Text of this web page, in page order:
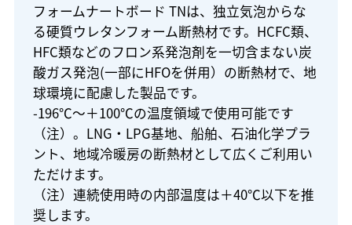
フォームナートボード TNは、独立気泡からな
る硬質ウレタンフォーム断熱材です。HCFC類、
HFC類などのフロン系発泡剤を一切含まない炭
酸ガス発泡(一部にHFOを併用）の断熱材で、地
球環境に配慮した製品です。
-196℃～＋100℃の温度領域で使用可能です
（注）。LNG・LPG基地、船舶、石油化学プラ
ント、地域冷暖房の断熱材として広くご利用い
ただけます。
（注）連続使用時の内部温度は＋40℃以下を推
奨します。